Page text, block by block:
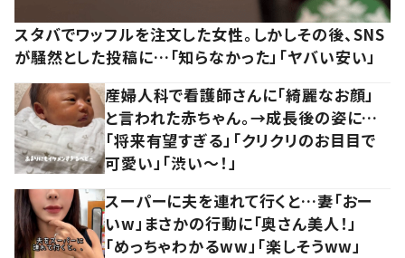
スタバでワッフルを注文した女性。しかしその後、SNS
が騒然とした投稿に…「知らなかった」「ヤバい安い」
産婦人科で看護師さんに「綺麗なお顔」
と言われた赤ちゃん。→成長後の姿に…
「将来有望すぎる」「クリクリのお目目で
可愛い」「渋い～！」
スーパーに夫を連れて行くと…妻「おー
いw」まさかの行動に「奥さん美人！」
「めっちゃわかるww」「楽しそうww」